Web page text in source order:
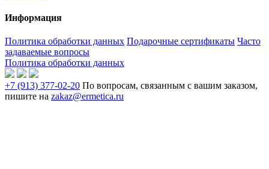
Информация
Политика обработки данных Подарочные сертификаты Часто
задаваемые вопросы
Политика обработки данных
+7 (913) 377-02-20 По вопросам, связанным с вашим заказом,
пишите на zakaz@ermetica.ru